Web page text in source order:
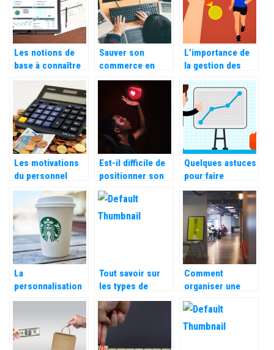
Les notions de
base à connaître
sur le marketing
Sauver son
commerce en
passant en ligne,
une bonne idée ?
L’importance de
la gestion des
pour votre
entreprise
Les motivations
du personnel
pour favoriser
une bonne
gestion par
l’équipe
Est-il difficile de
positionner son
site a la premiere
page d’un moteur
de recherche ?
Quelques astuces
pour faire
developper son
entreprise
La
personnalisation
en marketing : ce
qu’il faut savoir !
Tout savoir sur
les types de
communication
en entreprise
Comment
organiser une
conférence en
quelques étapes ?